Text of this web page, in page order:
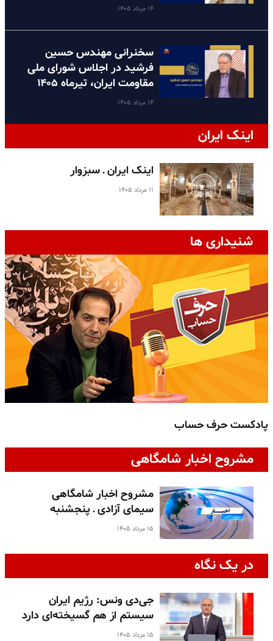
۱۴ مرداد ۱۴۰۵
سخنرانی مهندس حسین
فرشید در اجلاس شورای ملی
مقاومت ایران، تیرماه ۱۴۰۵
۱۴ مرداد ۱۴۰۵
اینک ایران
اینک ایران ـ سبزوار
۱۱ مرداد ۱۴۰۵
شنیداری ها
پادکست حرف حساب
مشروح اخبار شامگاهی
مشروح اخبار شامگاهی
سیمای آزادی ـ پنجشنبه
۱۵ مرداد ۱۴۰۵
در یک نگاه
جی‌دی ونس: رژیم ایران
سیستم از هم گسیخته‌ای دارد
۱۵ مرداد ۱۴۰۵